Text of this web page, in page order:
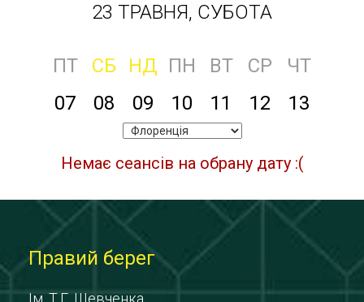
23 ТРАВНЯ, СУБОТА
ПТ СБ НД ПН ВТ СР
ЧТ
07
08 09 10 11 12 13
Немає сеансів на обрану дату :(
Правий берег
Ім. Т.Г. Шевченка